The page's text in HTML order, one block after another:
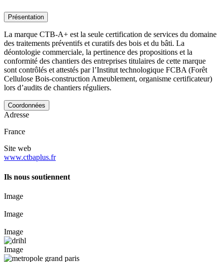
Présentation
La marque CTB-A+ est la seule certification de services du domaine
des traitements préventifs et curatifs des bois et du bâti. La
déontologie commerciale, la pertinence des propositions et la
conformité des chantiers des entreprises titulaires de cette marque
sont contrôlés et attestés par l’Institut technologique FCBA (Forêt
Cellulose Bois-construction Ameublement, organisme certificateur)
lors d’audits de chantiers réguliers.
Coordonnées
Adresse
France
Site web
www.ctbaplus.fr
Ils nous soutiennent
Image
Image
Image
Image